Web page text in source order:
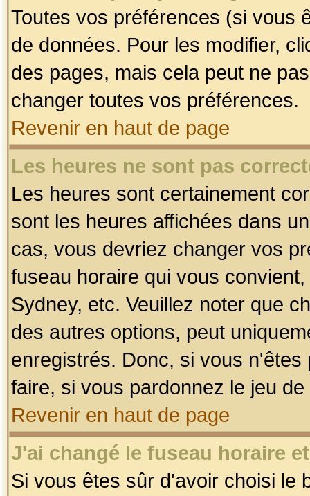
Toutes vos préférences (si vous
de données. Pour les modifier,
des pages, mais cela peut ne
changer toutes vos préférences.
Revenir en haut de page
Les heures ne sont pas
Les heures sont certainement
sont les heures affichées dans
cas, vous devriez changer vos
fuseau horaire qui vous
Sydney, etc. Veuillez noter que
des autres options, peut
enregistrés. Donc, si vous
faire, si vous pardonnez le jeu
Revenir en haut de page
J'ai changé le fuseau horaire
Si vous êtes sûr d'avoir choisi le